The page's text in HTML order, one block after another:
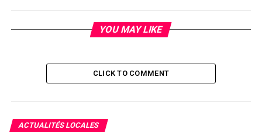
YOU MAY LIKE
CLICK TO COMMENT
ACTUALITÉS LOCALES